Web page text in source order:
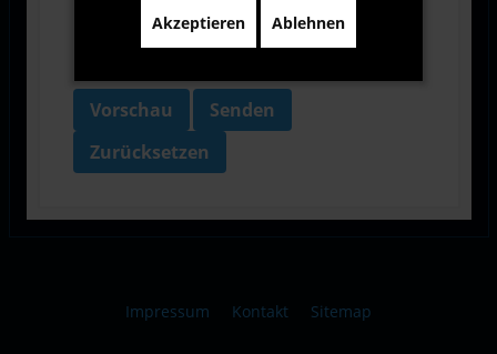
Vorschau
Senden
Zurücksetzen
Impressum Kontakt Sitemap
Akzeptieren Ablehnen